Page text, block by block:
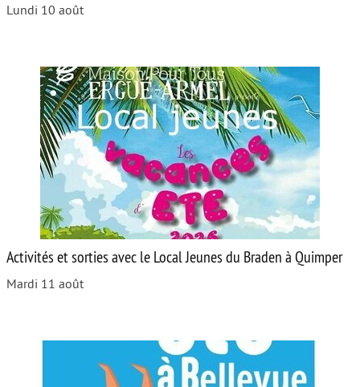
Lundi 10 août
Activités et sorties avec le Local Jeunes du Braden à Quimper
Mardi 11 août